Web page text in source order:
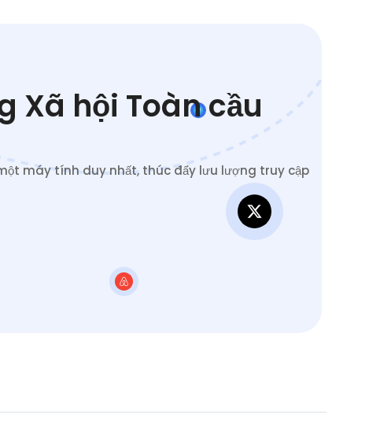
Xã hội Toàn cầu
máy tính duy nhất, thúc đẩy lưu lượng truy cập